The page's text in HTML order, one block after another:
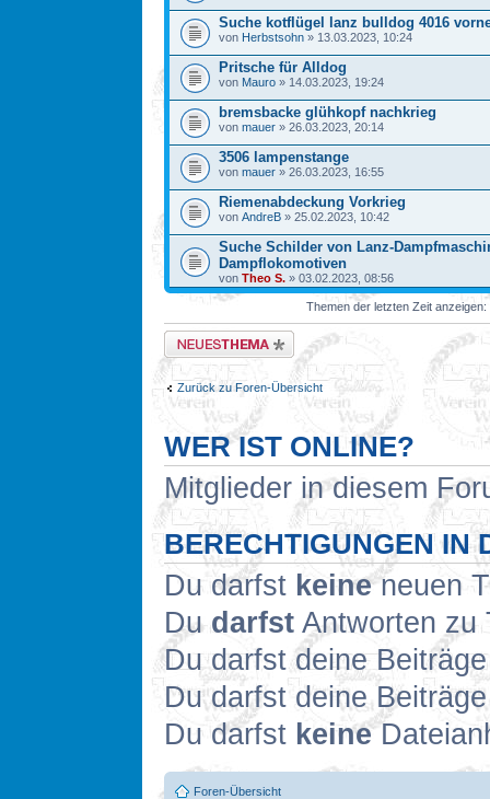
Suche kotflügel lanz bulldog 4016
von Herbstsohn » 13.03.2023, 10:24
Pritsche für Alldog
von Mauro » 14.03.2023, 19:24
bremsbacke glühkopf nachkrieg
von mauer » 26.03.2023, 20:14
3506 lampenstange
von mauer » 26.03.2023, 16:55
Riemenabdeckung Vorkrieg
von AndreB » 25.02.2023, 10:42
Suche Schilder von Lanz-
Dampflokomotiven
von Theo S. » 03.02.2023, 08:56
Themen der letzten Zeit anzeigen:
Neues Thema erstellen
Zurück zu Foren-Übersicht
WER IST ONLINE?
Mitglieder in diesem
BERECHTIGUNGEN IN
Du darfst keineneuen
Dudarfst Antworten zu
Du darfst deine
Du darfst deine
Du darfst keine
Foren-Übersicht